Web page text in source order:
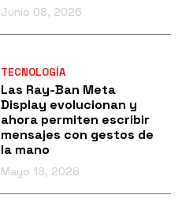
Junio 08, 2026
TECNOLOGÍA
Las Ray-Ban Meta
Display evolucionan y
ahora permiten escribir
mensajes con gestos de
la mano
Mayo 18, 2026